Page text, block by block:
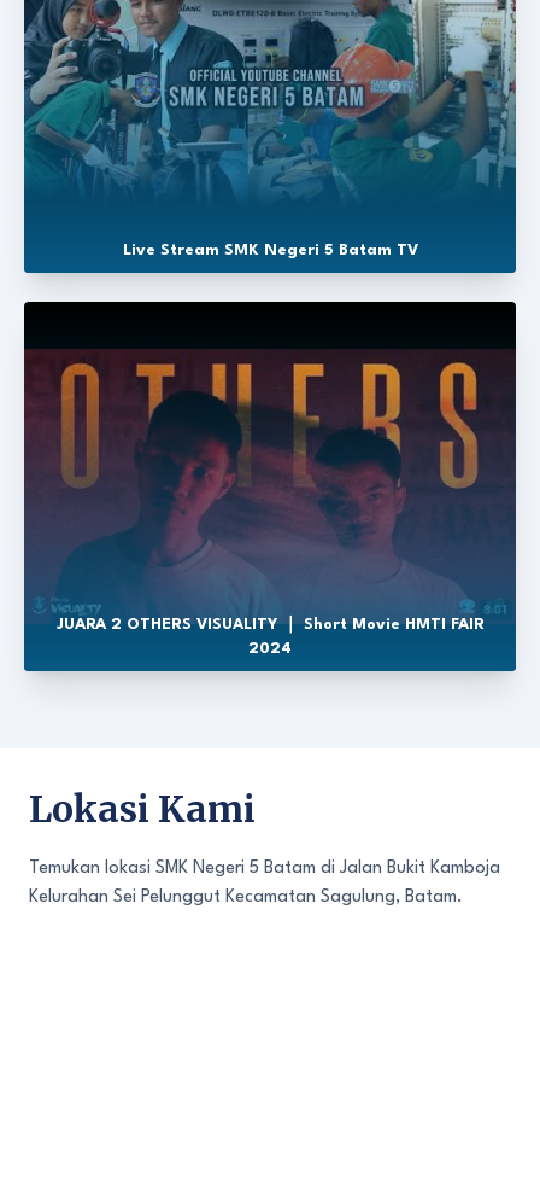
Live Stream SMK Negeri 5 Batam TV
JUARA 2 OTHERS VISUALITY ｜ Short Movie HMTI FAIR
2024
Lokasi Kami
Temukan lokasi SMK Negeri 5 Batam di Jalan Bukit Kamboja
Kelurahan Sei Pelunggut Kecamatan Sagulung, Batam.